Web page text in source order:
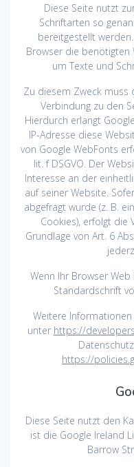
Diese Seite nutzt
Schriftarten so
bereitgestellt
Browser die benötigten
um Texte und
Zu diesem Zweck muss
Verbindung zu den
Hierdurch erlangt
IP-Adresse diese
von Google WebFonts
lit. f DSGVO. Der
Interesse an der
auf seiner Website.
abgefragt wurde (z. B.
Cookies), erfolgt die
Grundlage von Art. 6
Wenn Ihr Browser
Standardschrift
Weitere
unter https://
https://
Diese Seite nutzt den
ist die Google Ireland
Barrow